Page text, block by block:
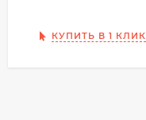
КУПИТЬ В 1 КЛИК